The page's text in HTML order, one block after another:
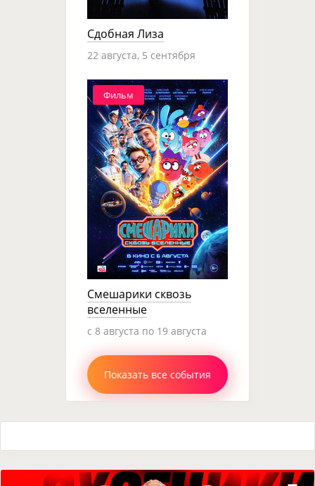
Сдобная Лиза
22 августа, 5 сентября
Фильм
Смешарики сквозь
вселенные
c 8 августа по 19 августа
Показать все события